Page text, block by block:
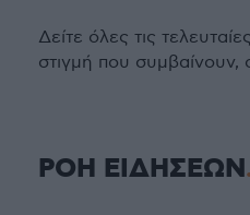
Δείτε όλες τις τελευταίες
στιγμή που συμβαίνουν,
ΡΟΗ ΕΙΔΗΣΕΩΝ